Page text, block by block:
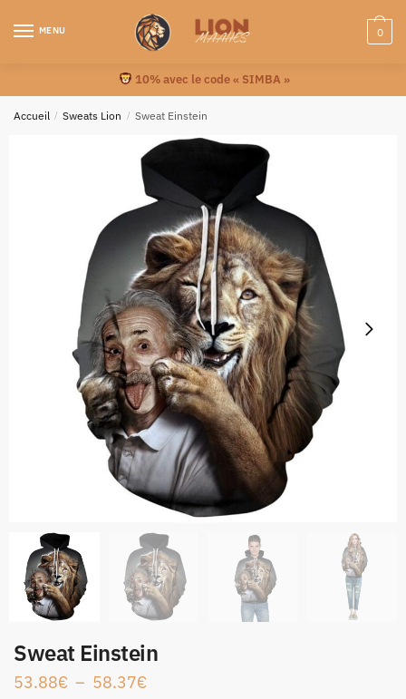
MENU 0
10% avec le code « SIMBA »
Accueil / Sweats Lion / Sweat Einstein
Sweat Einstein
53.88€ – 58.37€